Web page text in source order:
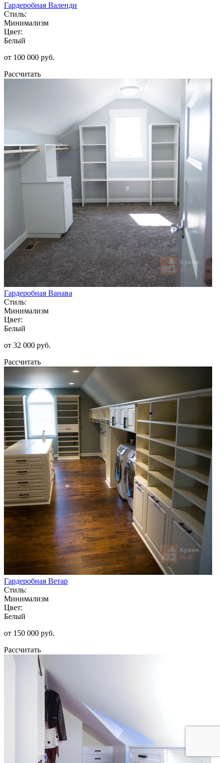
Гардеробная Валенди
Стиль:
Минимализм
Цвет:
Белый
от 100 000 руб.
Рассчитать
Гардеробная Ванава
Стиль:
Минимализм
Цвет:
Белый
от 32 000 руб.
Рассчитать
Гардеробная Ветар
Стиль:
Минимализм
Цвет:
Белый
от 150 000 руб.
Рассчитать